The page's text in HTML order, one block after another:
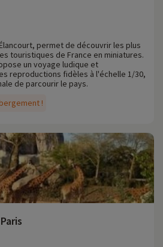
!
permet de découvrir les plus
touristiques de France en miniatures.
un voyage ludique et
reproductions fidèles à l'échelle 1/30,
de parcourir le pays.